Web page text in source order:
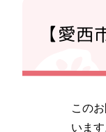
【愛
この
います